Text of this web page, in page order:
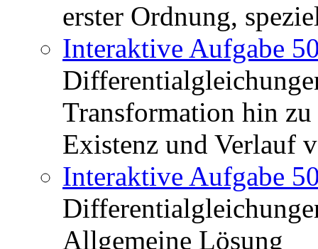
erster Ordnung,
Interaktive Aufgabe
Transformation hin
Existenz und Verlauf
Interaktive Aufgabe
Allgemeine Lösung